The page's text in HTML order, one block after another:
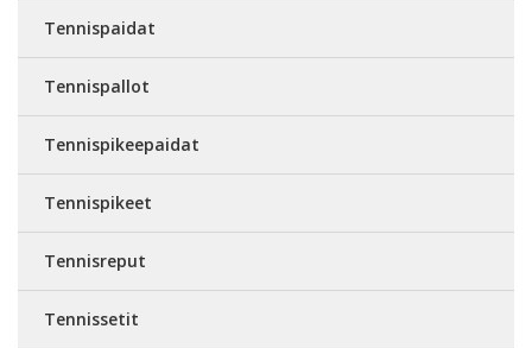
Tennispaidat
Tennispallot
Tennispikeepaidat
Tennispikeet
Tennisreput
Tennissetit